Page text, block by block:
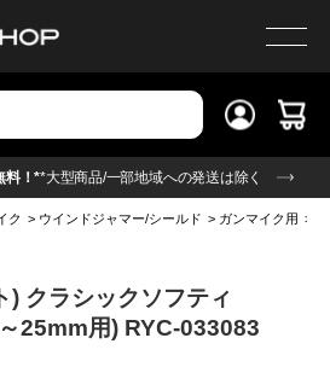
料！**大型商品/一部地域への発送は除く
ク > ウインドジャマー/シールド > ガンマイク用 >
クラシックソフティ
25mm用) RYC-033083